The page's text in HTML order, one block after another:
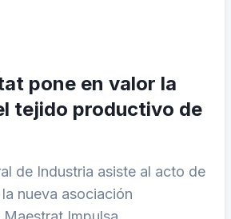
pone en valor la
tejido productivo de
de Industria asiste al acto de
nueva asociación